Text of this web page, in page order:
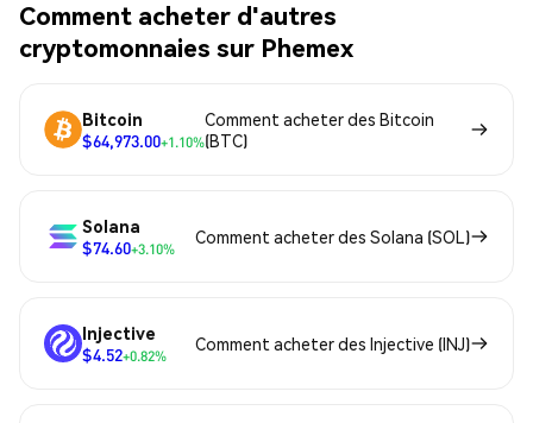
Comment acheter d'autres
cryptomonnaies sur Phemex
Bitcoin
$64,973.00+1.10%
Comment acheter des Bitcoin
(BTC)
Solana
$74.60+3.10%
Comment acheter des Solana (SOL)
Injective
$4.52+0.82%
Comment acheter des Injective (INJ)